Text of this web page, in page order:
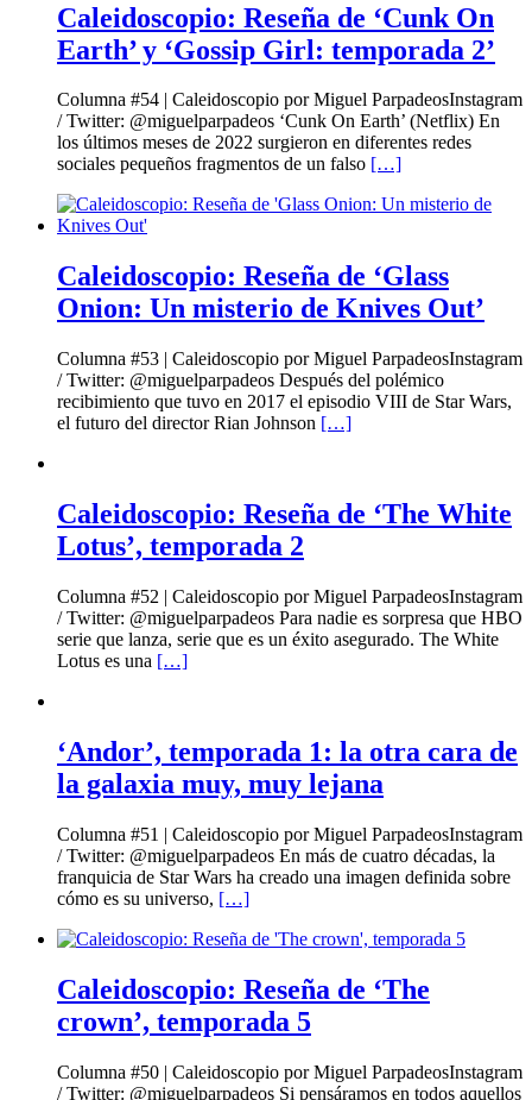
Caleidoscopio: Reseña de ‘Cunk On
Earth’ y ‘Gossip Girl: temporada 2’
Columna #54 | Caleidoscopio por Miguel ParpadeosInstagram
/ Twitter: @miguelparpadeos ‘Cunk On Earth’ (Netflix) En
los últimos meses de 2022 surgieron en diferentes redes
sociales pequeños fragmentos de un falso […]
Caleidoscopio: Reseña de ‘Glass
Onion: Un misterio de Knives Out’
Columna #53 | Caleidoscopio por Miguel ParpadeosInstagram
/ Twitter: @miguelparpadeos Después del polémico
recibimiento que tuvo en 2017 el episodio VIII de Star Wars,
el futuro del director Rian Johnson […]
Caleidoscopio: Reseña de ‘The White
Lotus’, temporada 2
Columna #52 | Caleidoscopio por Miguel ParpadeosInstagram
/ Twitter: @miguelparpadeos Para nadie es sorpresa que HBO
serie que lanza, serie que es un éxito asegurado. The White
Lotus es una […]
‘Andor’, temporada 1: la otra cara de
la galaxia muy, muy lejana
Columna #51 | Caleidoscopio por Miguel ParpadeosInstagram
/ Twitter: @miguelparpadeos En más de cuatro décadas, la
franquicia de Star Wars ha creado una imagen definida sobre
cómo es su universo, […]
Caleidoscopio: Reseña de ‘The
crown’, temporada 5
Columna #50 | Caleidoscopio por Miguel ParpadeosInstagram
/ Twitter: @miguelparpadeos Si pensáramos en todos aquellos